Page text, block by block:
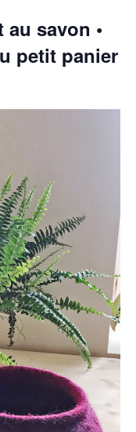
au savon •
petit panier